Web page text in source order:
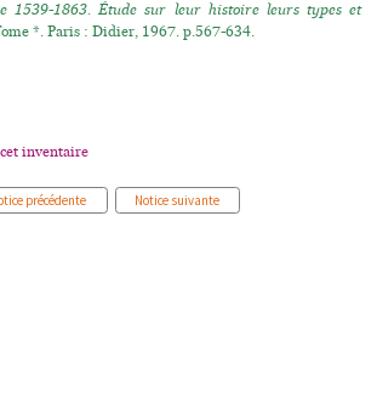
1539-1863. Étude sur leur histoire leurs types et
*. Paris : Didier, 1967. p.567-634.
inventaire
précédente Notice suivante